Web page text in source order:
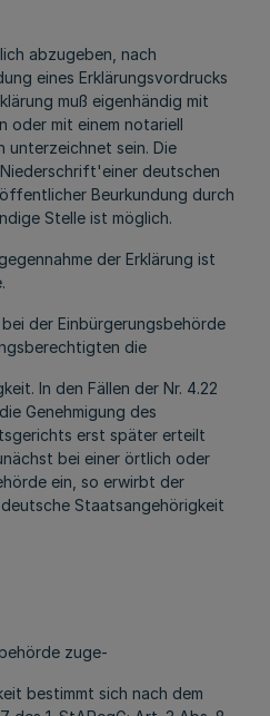
abzugeben, nach
eines Erklärungsvordrucks
muß eigenhändig mit
oder mit einem notariell
unterzeichnet sein. Die
deutschen
Beurkundung durch
Stelle ist möglich.
der Erklärung ist
der Einbürgerungsbehörde
die
In den Fällen der Nr. 4.22
Genehmigung des
erst später erteilt
bei einer örtlich oder
ein, so erwirbt der
Staatsangehörigkeit
zuge-
bestimmt sich nach dem